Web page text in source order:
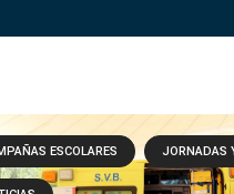
ESCOLARES JORNADAS